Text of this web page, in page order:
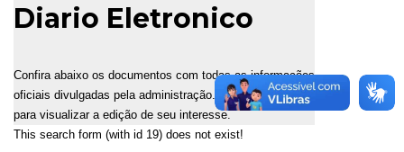
Diario Eletronico
Confira abaixo os documentos com todas as informações
oficiais divulgadas pela administração. Selecione a data
para visualizar a edição de seu interesse.
This search form (with id 19) does not exist!